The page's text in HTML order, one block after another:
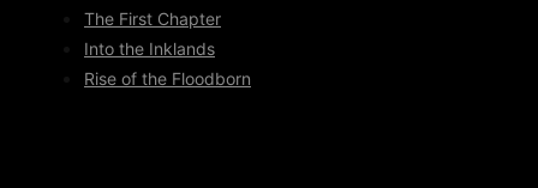
The First Chapter
Into the Inklands
Rise of the Floodborn